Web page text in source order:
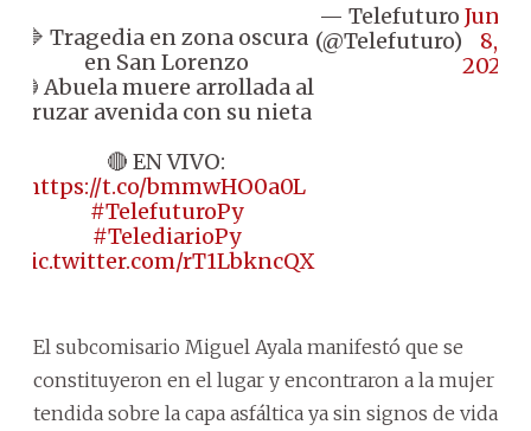
🔷 Tragedia en zona oscura
en San Lorenzo
🔵 Abuela muere arrollada al
cruzar avenida con su nieta
🔴 EN VIVO:
https://t.co/bmmwHO0a0L
#TelefuturoPy
#TelediarioPy
pic.twitter.com/rT1LbkncQX
— Telefuturo
(@Telefuturo)
June
8,
2026
El subcomisario Miguel Ayala manifestó que se
constituyeron en el lugar y encontraron a la mujer
tendida sobre la capa asfáltica ya sin signos de vida